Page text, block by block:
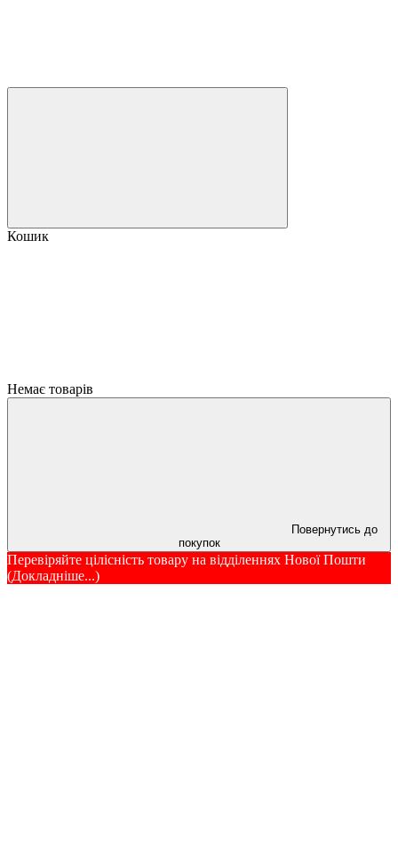
Кошик
Немає товарів
Повернутись до
покупок
Перевіряйте цілісність товару на відділеннях Нової Пошти
(Докладніше...)